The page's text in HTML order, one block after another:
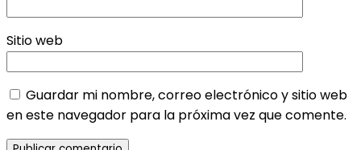
Sitio web
Guardar mi nombre, correo electrónico y sitio web
en este navegador para la próxima vez que comente.